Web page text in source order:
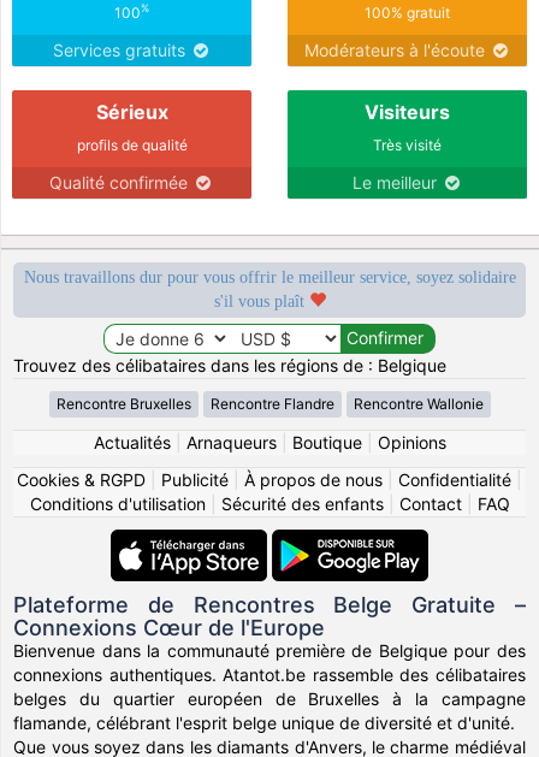
100%
Services gratuits
100% gratuit
Modérateurs à l'écoute
Sérieux
profils de qualité
Qualité confirmée
Visiteurs
Très visité
Le meilleur
Nous travaillons dur pour vous offrir le meilleur service, soyez solidaire
s'il vous plaît
Trouvez des célibataires dans les régions de : Belgique
Rencontre Bruxelles Rencontre Flandre Rencontre Wallonie
Actualités| Arnaqueurs| Boutique| Opinions
Cookies & RGPD
Publicité À propos de nous Confidentialité
Conditions d'utilisation| Sécurité des enfants| Contact| FAQ
Plateforme de Rencontres Belge Gratuite –
Connexions Cœur de l'Europe
Bienvenue dans la communauté première de Belgique pour des
connexions authentiques. Atantot.be rassemble des célibataires
belges du quartier européen de Bruxelles à la campagne
flamande, célébrant l'esprit belge unique de diversité et d'unité.
Que vous soyez dans les diamants d'Anvers, le charme médiéval